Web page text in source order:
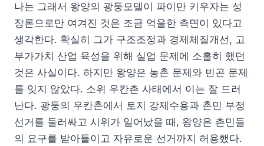
나는 그래서 왕양의 광둥모델이 파이만 키우자는 성
장론으로만 여겨진 것은 조금 억울한 측면이 있다고
생각한다. 확실히 그가 구조조정과 경제체질개선, 고
부가가치 산업 육성을 위해 실업 문제에 소홀히 했던
것은 사실이다. 하지만 왕양은 농촌 문제와 빈곤 문제
를 잊지 않았다. 소위 우칸촌 사태에서 이는 잘 드러
난다. 광둥의 우칸촌에서 토지 강제수용과 촌민 부정
선거를 둘러싸고 시위가 일어났을 때, 왕양은 촌민들
의 요구를 받아들이고 자유로운 선거까지 허용했다.